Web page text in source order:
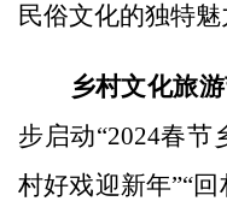
民俗文化的独特魅
乡村文化旅游
步启动“2024春节
村好戏迎新年”“